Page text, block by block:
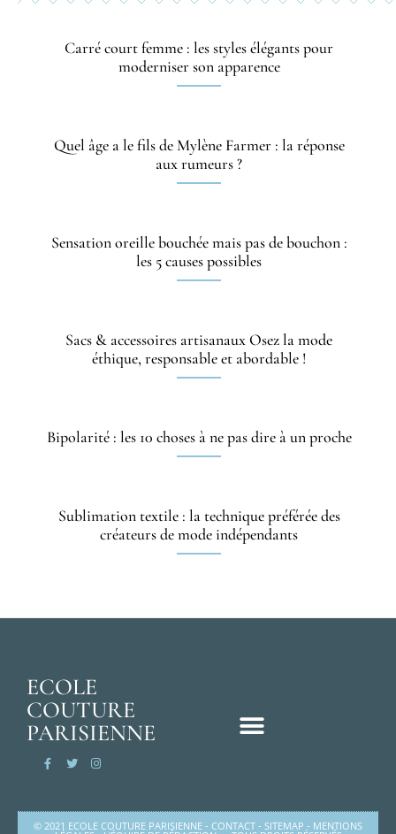
Carré court femme : les styles élégants pour
moderniser son apparence
Quel âge a le fils de Mylène Farmer : la réponse
aux rumeurs ?
Sensation oreille bouchée mais pas de bouchon :
les 5 causes possibles
Sacs & accessoires artisanaux Osez la mode
éthique, responsable et abordable !
Bipolarité : les 10 choses à ne pas dire à un proche
Sublimation textile : la technique préférée des
créateurs de mode indépendants
ECOLE
COUTURE
PARISIENNE
© 2021 ECOLE COUTURE PARISIENNE - CONTACT - SITEMAP - MENTIONS